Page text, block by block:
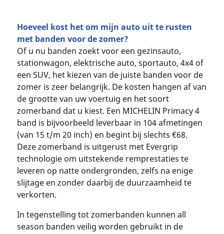
Hoeveel kost het om mijn auto uit te rusten
met banden voor de zomer?
Of u nu banden zoekt voor een gezinsauto,
stationwagon, elektrische auto, sportauto, 4x4 of
een SUV, het kiezen van de juiste banden voor de
zomer is zeer belangrijk. De kosten hangen af van
de grootte van uw voertuig en het soort
zomerband dat u kiest. Een MICHELIN Primacy 4
band is bijvoorbeeld leverbaar in 104 afmetingen
(van 15 t/m 20 inch) en begint bij slechts €68.
Deze zomerband is uitgerust met Evergrip
technologie om uitstekende remprestaties te
leveren op natte ondergronden, zelfs na enige
slijtage en zonder daarbij de duurzaamheid te
verkorten.
In tegenstelling tot zomerbanden kunnen all
season banden veilig worden gebruikt in de